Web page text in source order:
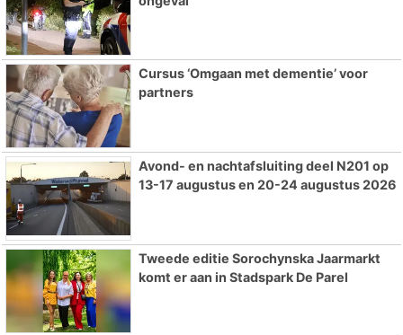
Cursus ‘Omgaan met dementie’ voor
partners
Avond- en nachtafsluiting deel N201 op
13-17 augustus en 20-24 augustus 2026
Tweede editie Sorochynska Jaarmarkt
komt er aan in Stadspark De Parel